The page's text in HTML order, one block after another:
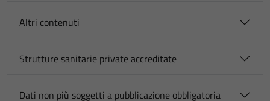
Altri contenuti
Strutture sanitarie private accreditate
Dati non più soggetti a pubblicazione obbligatoria